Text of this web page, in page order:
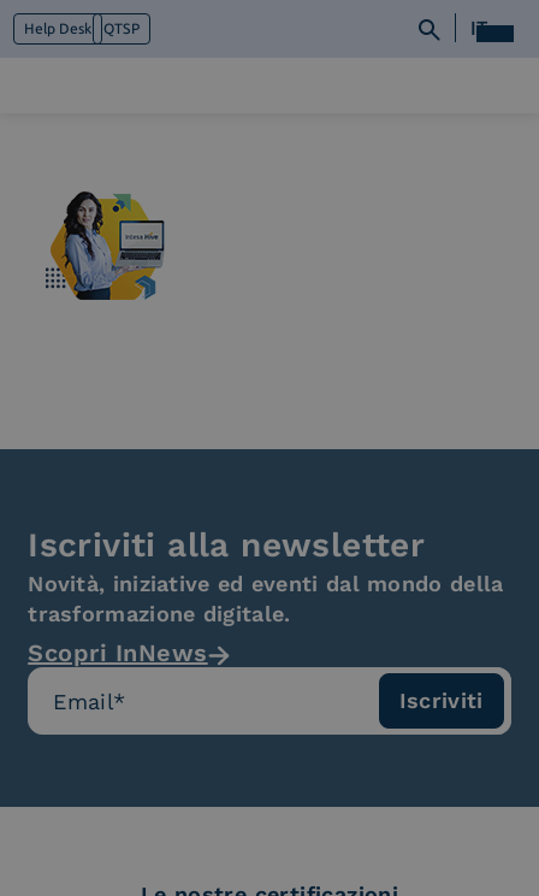
Help Desk QTSP IT
Cosa facciamo
Piattaforme
Industry
News e Media
Iscriviti alla newsletter
Novità, iniziative ed eventi dal mondo della
trasformazione digitale.
Scopri InNews